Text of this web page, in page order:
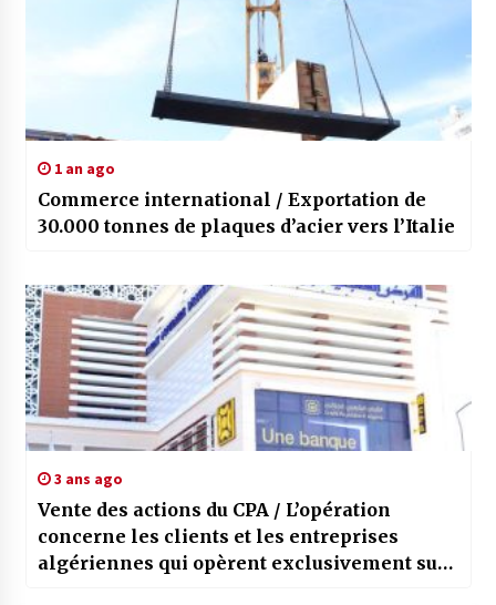
1 an ago
Commerce international / Exportation de
30.000 tonnes de plaques d’acier vers l’Italie
3 ans ago
Vente des actions du CPA / L’opération
concerne les clients et les entreprises
algériennes qui opèrent exclusivement sur